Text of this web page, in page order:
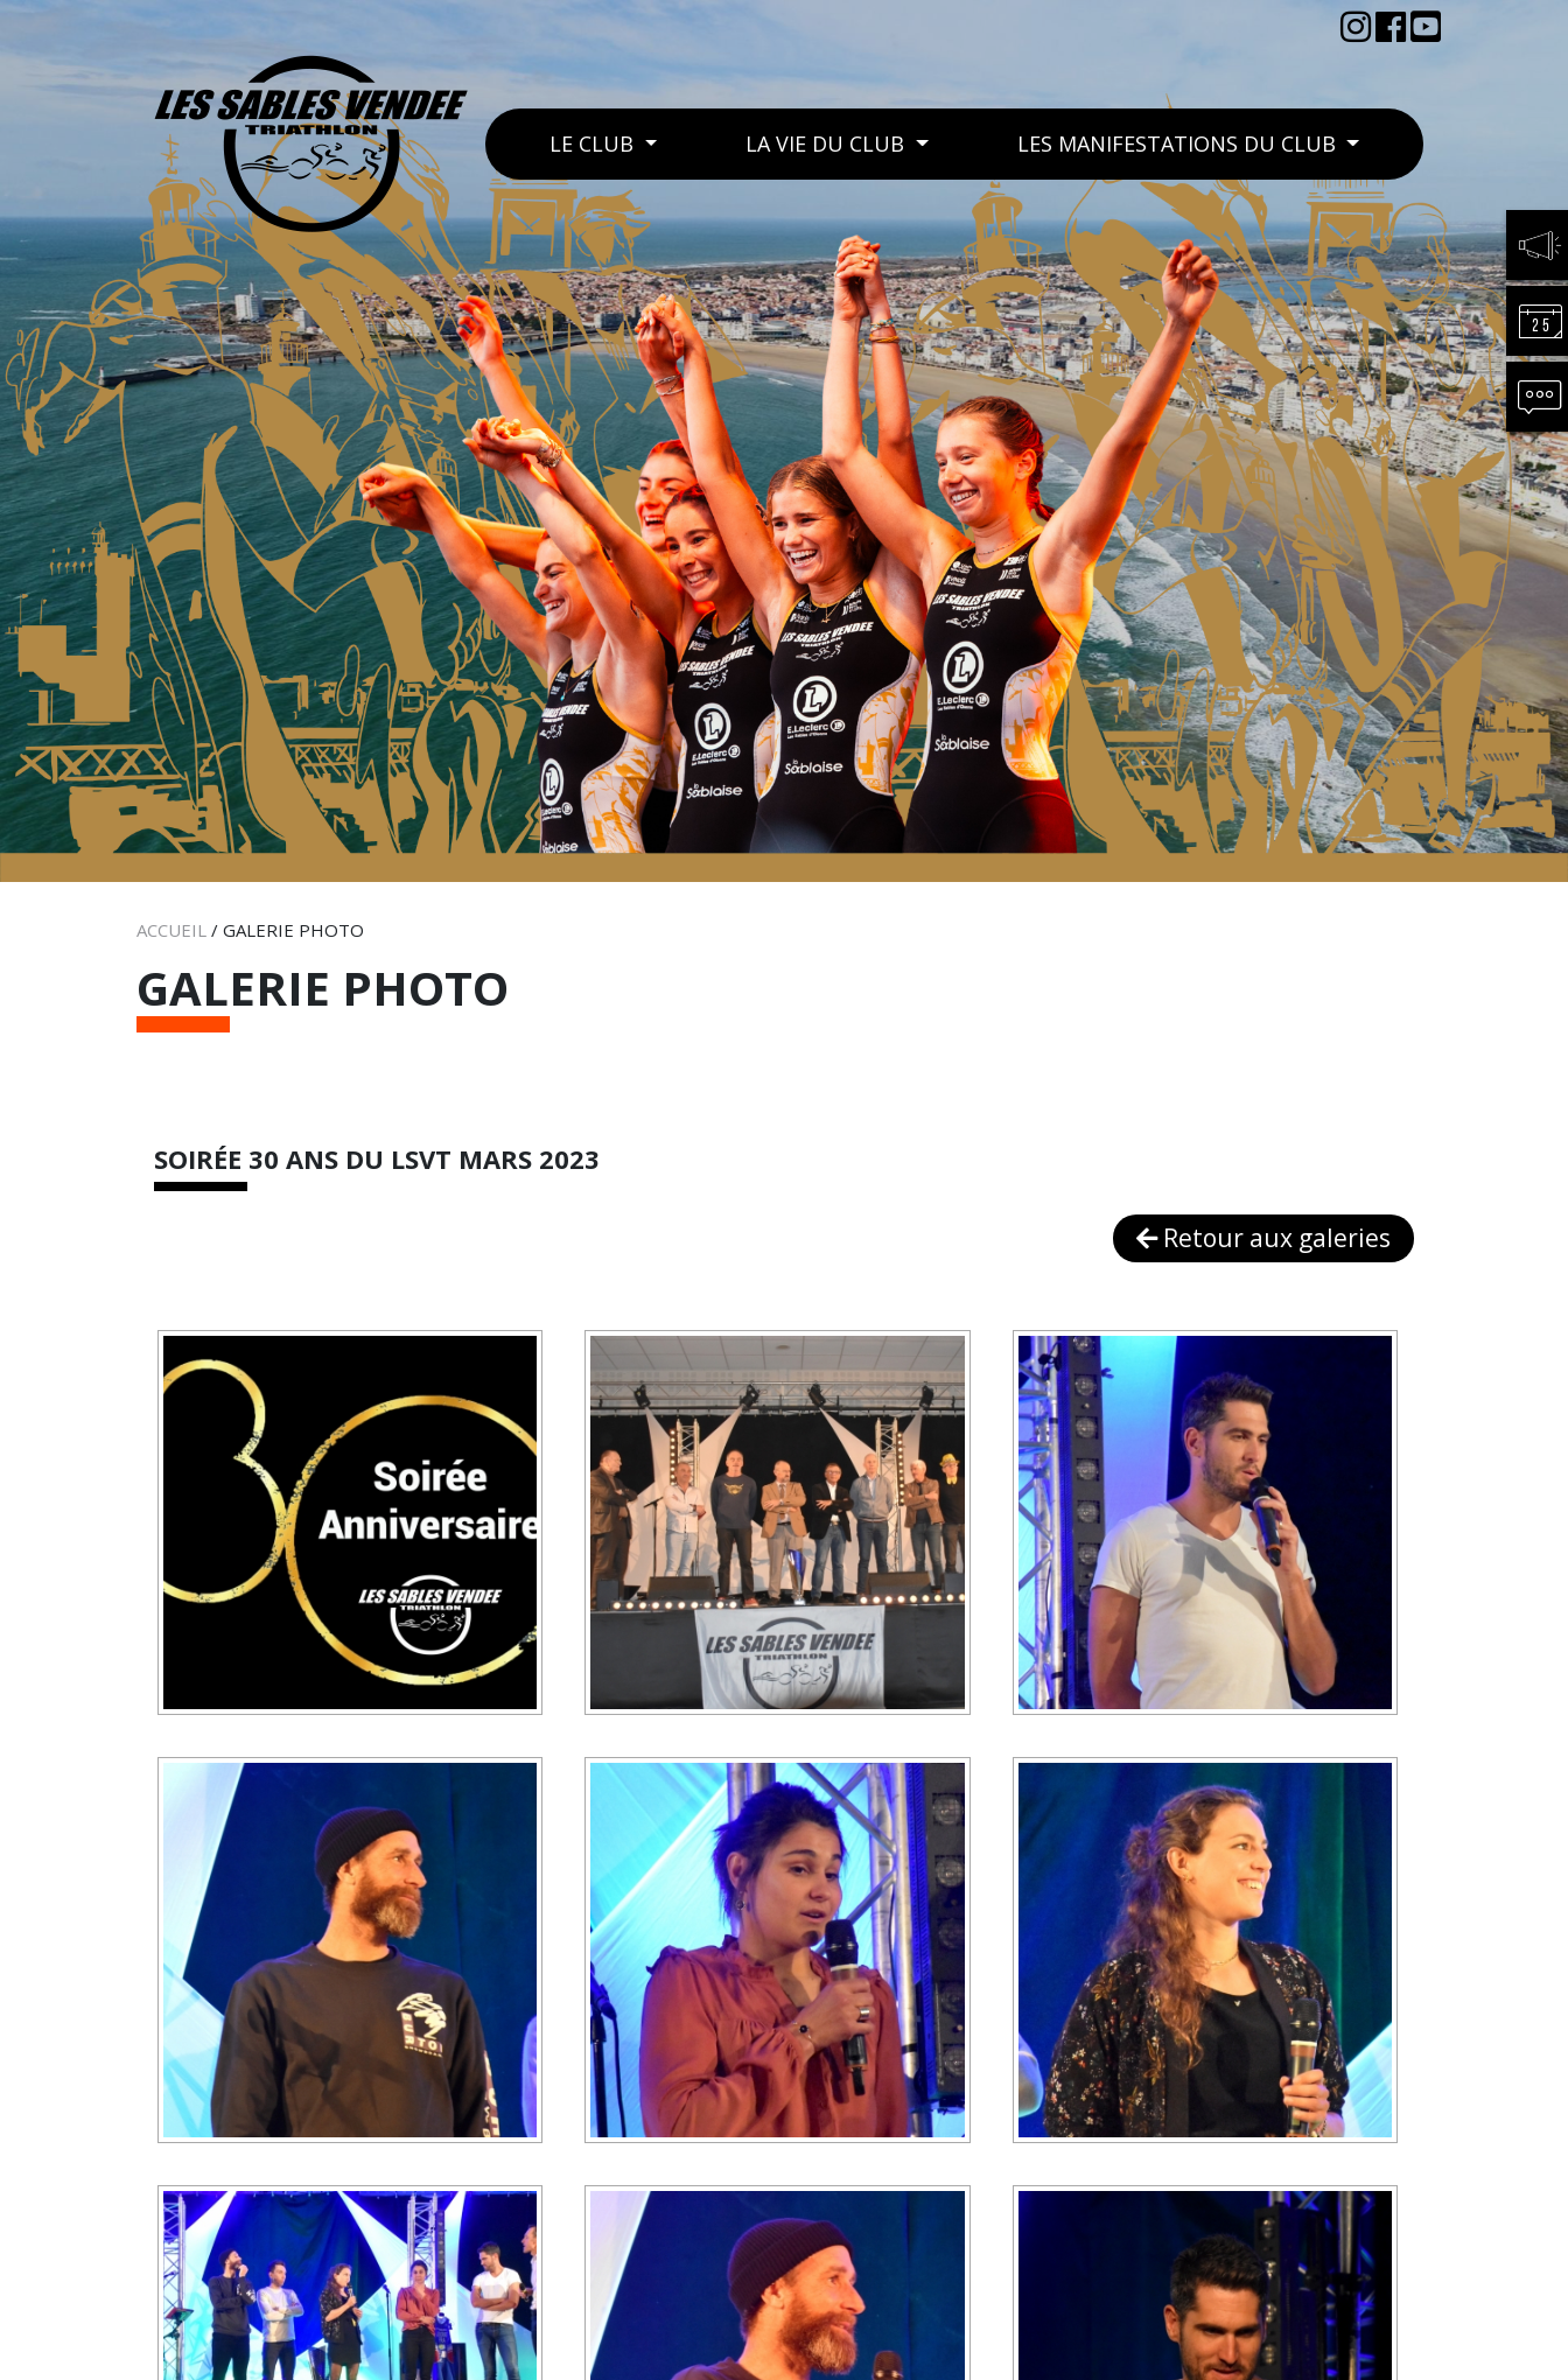
LE CLUB LA VIE DU CLUB LES MANIFESTATIONS DU CLUB
ACCUEIL / GALERIE PHOTO
GALERIE PHOTO
SOIRÉE 30 ANS DU LSVT MARS 2023
Retour aux galeries
LE CLUB
LA VIE DU CLUB
LES MANIFESTATIONS DU CLUB